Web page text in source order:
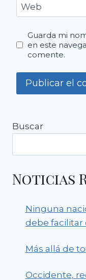
Web
Guarda mi
en este
comente.
Buscar
Noticias
Ninguna
debe facilitar
Más allá de
Occidente,